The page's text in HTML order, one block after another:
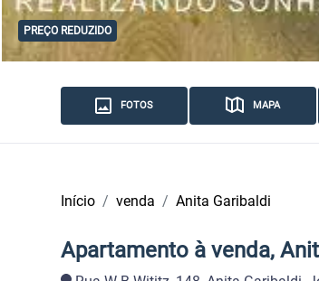
PREÇO REDUZIDO
FOTOS MAPA
Início venda Anita Garibaldi
Apartamento à venda,